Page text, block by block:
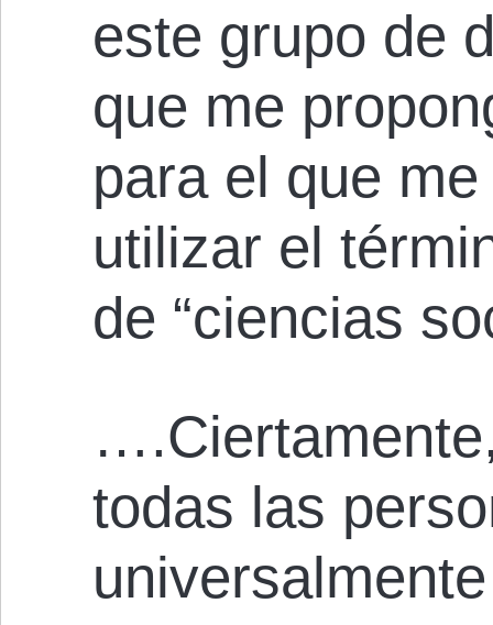
este grupo de
que me
para el que
utilizar el
de “ciencias
todas las